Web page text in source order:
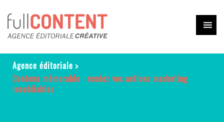
Agence éditoriale >
Contenu mémorable : rendez vos actions marketing
inoubliables